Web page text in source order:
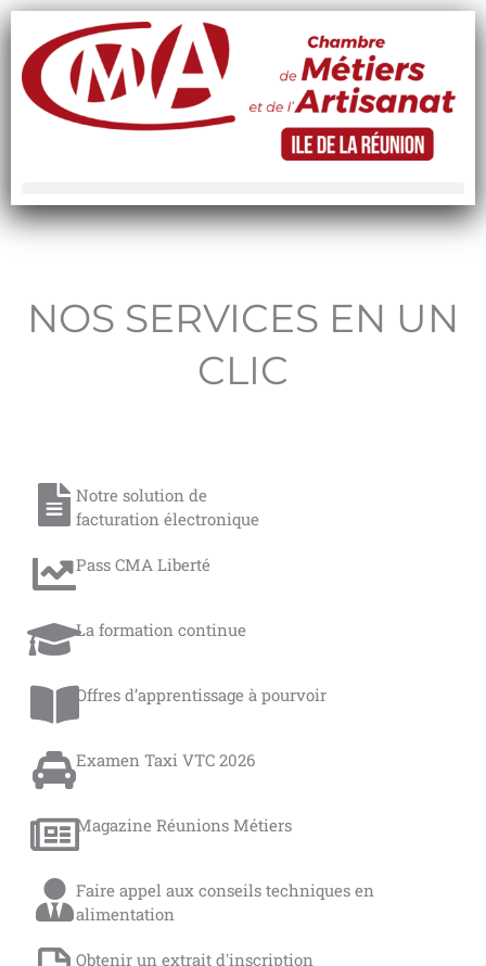
Aller
contenu
NOS SERVICES EN UN
CLIC
Notre solution de
facturation électronique
Pass CMA Liberté
La formation continue
Offres d’apprentissage à pourvoir
Examen Taxi VTC 2026
Magazine Réunions Métiers
Faire appel aux conseils techniques en
alimentation
Obtenir un extrait d'inscription